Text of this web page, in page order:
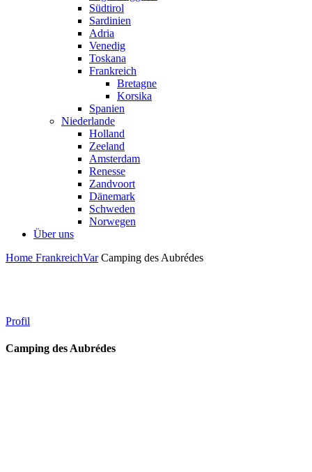
Südtirol
Sardinien
Adria
Venedig
Toskana
Frankreich
Bretagne
Korsika
Spanien
Niederlande
Holland
Zeeland
Amsterdam
Renesse
Zandvoort
Dänemark
Schweden
Norwegen
Über uns
Home FrankreichVar Camping des Aubrédes
Profil
Camping des Aubrédes